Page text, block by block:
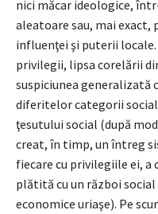
nici măcar ideologice,
aleatoare sau, mai exact,
influenţei şi puterii
privilegii, lipsa corelării
suspiciunea generalizată
diferitelor categorii
ţesutului social (după
creat, în timp, un întreg
fiecare cu privilegiile ei,
plătită cu un război
economice uriaşe). Pe